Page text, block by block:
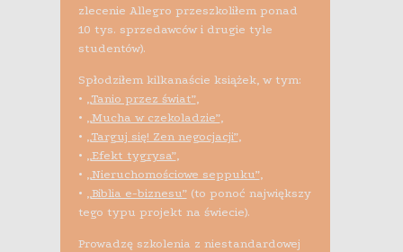
zlecenie Allegro przeszkoliłem ponad
10 tys. sprzedawców i drugie tyle
studentów).
Spłodziłem kilkanaście książek, w tym:
• „Tanio przez świat”,
• „Mucha w czekoladzie”,
• „Targuj się! Zen negocjacji”,
• „Efekt tygrysa”,
• „Nieruchomościowe seppuku”,
• „Biblia e-biznesu”(to ponoć największy
tego typu projekt na świecie).
Prowadzę szkolenia z niestandardowej